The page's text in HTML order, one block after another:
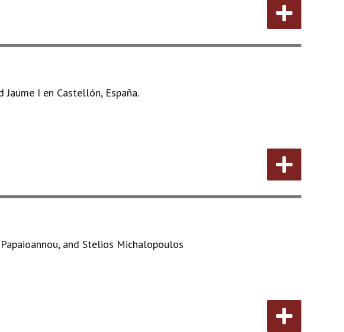
I en Castellón, España.
and Stelios Michalopoulos